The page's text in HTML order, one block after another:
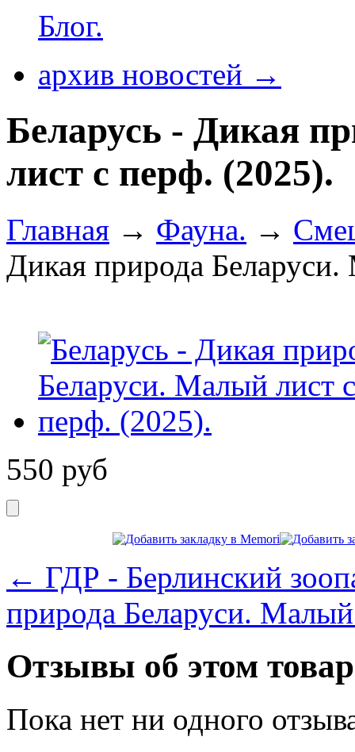
Блог.
архив новостей →
Беларусь - Дикая
лист с перф. (2025).
Главная → Фауна. →
Дикая природа
550 руб
← ГДР - Берлинский
природа Беларуси.
Отзывы об этом
Пока нет ни одного